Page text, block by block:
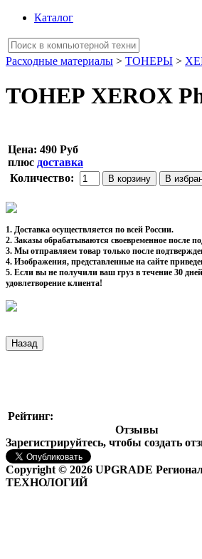
Каталог
Расходные материалы > ТОНЕРЫ >
ТОНЕР XEROX
Цена: 490 Руб
плюс доставка
Количество:
1. Доставка осуществляется по всей России.
2. Заказы обрабатываются своевременное после
3. Мы отправляем товар только после
4. Изображения, представленные на сайте
5. Если вы не получили ваш груз в течение 30
удовлетворение клиента!
Рейтинг:
Отзывы
Зарегистрируйтесь, чтобы создать
Copyright © 2026 UPGRADE
ТЕХНОЛОГИЙ